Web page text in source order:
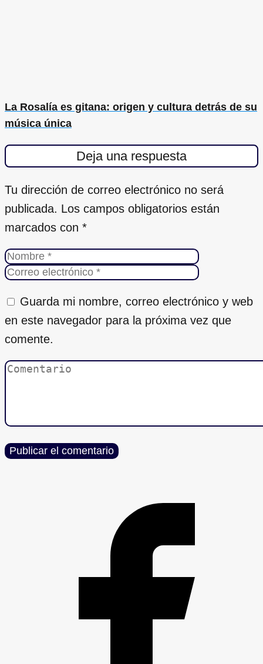
La Rosalía es gitana: origen y cultura detrás de su
música única
Deja una respuesta
Tu dirección de correo electrónico no será
publicada. Los campos obligatorios están
marcados con *
Guarda mi nombre, correo electrónico y web
en este navegador para la próxima vez que
comente.